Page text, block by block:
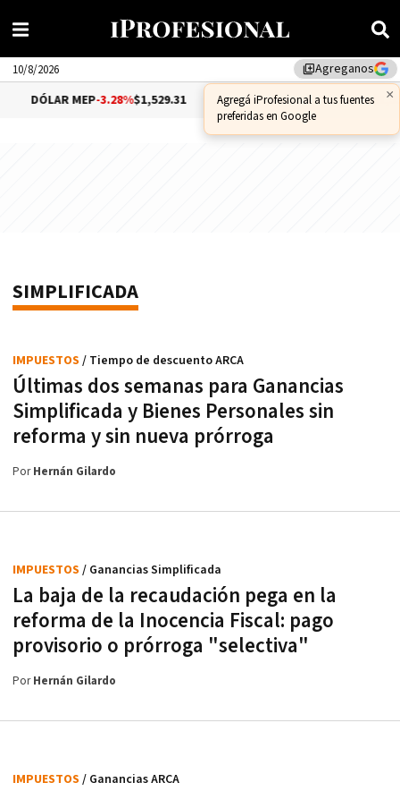
library_addAgreganos
×
Agregá iProfesional a tus fuentes
preferidas en Google
10/8/2026
DÓLAR MEP-3.28%$1,529.31 DÓLAR CCL -1.25%
SIMPLIFICADA
Últimas dos semanas para Ganancias
Simplificada y Bienes Personales sin
reforma y sin nueva prórroga
IMPUESTOS / Tiempo de descuento ARCA
PorHernán Gilardo
La baja de la recaudación pega en la
reforma de la Inocencia Fiscal: pago
provisorio o prórroga "selectiva"
IMPUESTOS / Ganancias Simplificada
PorHernán Gilardo
IMPUESTOS / Ganancias ARCA